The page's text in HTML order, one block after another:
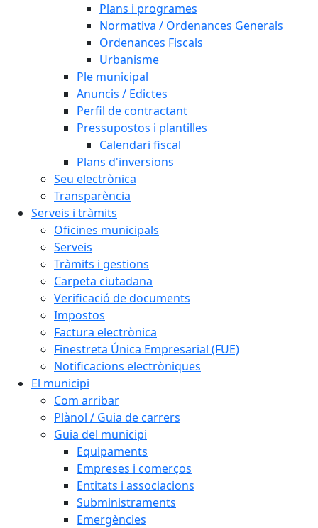
Plans i programes
Normativa / Ordenances Generals
Ordenances Fiscals
Urbanisme
Ple municipal
Anuncis / Edictes
Perfil de contractant
Pressupostos i plantilles
Calendari fiscal
Plans d'inversions
Seu electrònica
Transparència
Serveis i tràmits
Oficines municipals
Serveis
Tràmits i gestions
Carpeta ciutadana
Verificació de documents
Impostos
Factura electrònica
Finestreta Única Empresarial (FUE)
Notificacions electròniques
El municipi
Com arribar
Plànol / Guia de carrers
Guia del municipi
Equipaments
Empreses i comerços
Entitats i associacions
Subministraments
Emergències